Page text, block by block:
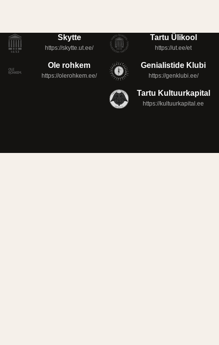
Skytte
https://skytte.ut.ee/
Ole rohkem
https://olerohkem.ee/
Tartu Ülikool
https://ut.ee/et
Genialistide Klubi
https://genklubi.ee/
Tartu Kultuurkapital
https://kultuurkapital.ee